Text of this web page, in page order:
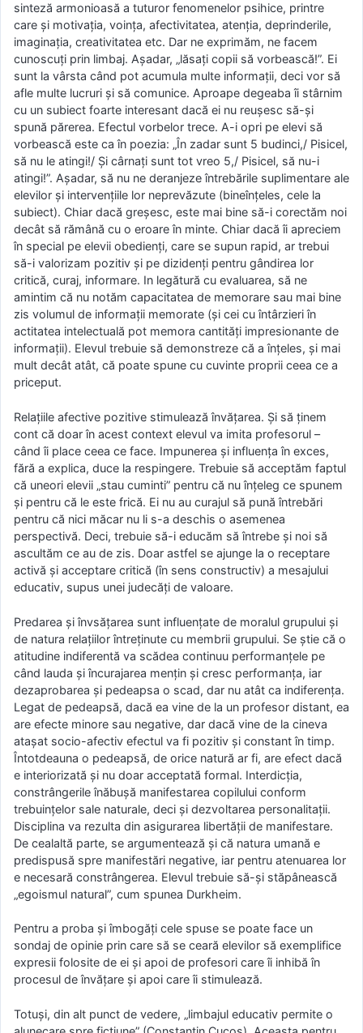
sinteză armonioasă a tuturor fenomenelor psihice, printre
care şi motivaţia, voinţa, afectivitatea, atenţia, deprinderile,
imaginaţia, creativitatea etc. Dar ne exprimăm, ne facem
cunoscuţi prin limbaj. Aşadar, „lăsaţi copii să vorbească!”. Ei
sunt la vârsta când pot acumula multe informaţii, deci vor să
afle multe lucruri şi să comunice. Aproape degeaba îi stârnim
cu un subiect foarte interesant dacă ei nu reuşesc să-şi
spună părerea. Efectul vorbelor trece. A-i opri pe elevi să
vorbească este ca în poezia: „În zadar sunt 5 budinci,/ Pisicel,
să nu le atingi!/ Şi cârnaţi sunt tot vreo 5,/ Pisicel, să nu-i
atingi!”. Aşadar, să nu ne deranjeze întrebările suplimentare ale
elevilor şi intervenţiile lor neprevăzute (bineînţeles, cele la
subiect). Chiar dacă greşesc, este mai bine să-i corectăm noi
decât să rămână cu o eroare în minte. Chiar dacă îi apreciem
în special pe elevii obedienţi, care se supun rapid, ar trebui
să-i valorizam pozitiv şi pe dizidenţi pentru gândirea lor
critică, curaj, informare. In legătură cu evaluarea, să ne
amintim că nu notăm capacitatea de memorare sau mai bine
zis volumul de informaţii memorate (şi cei cu întârzieri în
actitatea intelectuală pot memora cantităţi impresionante de
informaţii). Elevul trebuie să demonstreze că a înţeles, şi mai
mult decât atât, că poate spune cu cuvinte proprii ceea ce a
priceput.
Relaţiile afective pozitive stimulează învăţarea. Şi să ţinem
cont că doar în acest context elevul va imita profesorul –
când îi place ceea ce face. Impunerea şi influenţa în exces,
fără a explica, duce la respingere. Trebuie să acceptăm faptul
că uneori elevii „stau cuminti” pentru că nu înţeleg ce spunem
şi pentru că le este frică. Ei nu au curajul să pună întrebări
pentru că nici măcar nu li s-a deschis o asemenea
perspectivă. Deci, trebuie să-i educăm să întrebe şi noi să
ascultăm ce au de zis. Doar astfel se ajunge la o receptare
activă şi acceptare critică (în sens constructiv) a mesajului
educativ, supus unei judecăţi de valoare.
Predarea şi învsăţarea sunt influenţate de moralul grupului şi
de natura relaţiilor întreţinute cu membrii grupului. Se ştie că o
atitudine indiferentă va scădea continuu performanţele pe
când lauda şi încurajarea menţin şi cresc performanţa, iar
dezaprobarea şi pedeapsa o scad, dar nu atât ca indiferenţa.
Legat de pedeapsă, dacă ea vine de la un profesor distant, ea
are efecte minore sau negative, dar dacă vine de la cineva
ataşat socio-afectiv efectul va fi pozitiv şi constant în timp.
Întotdeauna o pedeapsă, de orice natură ar fi, are efect dacă
e interiorizată şi nu doar acceptată formal. Interdicţia,
constrângerile înăbuşă manifestarea copilului conform
trebuinţelor sale naturale, deci şi dezvoltarea personalitaţii.
Disciplina va rezulta din asigurarea libertăţii de manifestare.
De cealaltă parte, se argumentează şi că natura umană e
predispusă spre manifestări negative, iar pentru atenuarea lor
e necesară constrângerea. Elevul trebuie să-şi stăpânească
„egoismul natural”, cum spunea Durkheim.
Pentru a proba şi îmbogăţi cele spuse se poate face un
sondaj de opinie prin care să se ceară elevilor să exemplifice
expresii folosite de ei şi apoi de profesori care îi inhibă în
procesul de învăţare şi apoi care îi stimulează.
Totuşi, din alt punct de vedere, „limbajul educativ permite o